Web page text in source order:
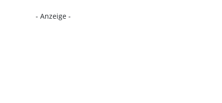
- Anzeige -